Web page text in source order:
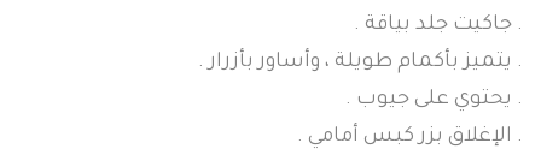
. جاكيت جلد بياقة .
. يتميز بأكمام طويلة ، وأساور بأزرار .
. يحتوي على جيوب .
. الإغلاق بزر كبس أمامي .